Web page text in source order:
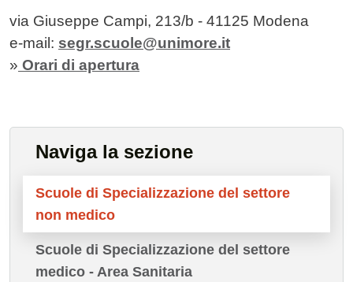
via Giuseppe Campi, 213/b - 41125 Modena
e-mail: segr.scuole@unimore.it
» Orari di apertura
Naviga la sezione
Scuole di Specializzazione del settore
non medico
Scuole di Specializzazione del settore
medico - Area Sanitaria